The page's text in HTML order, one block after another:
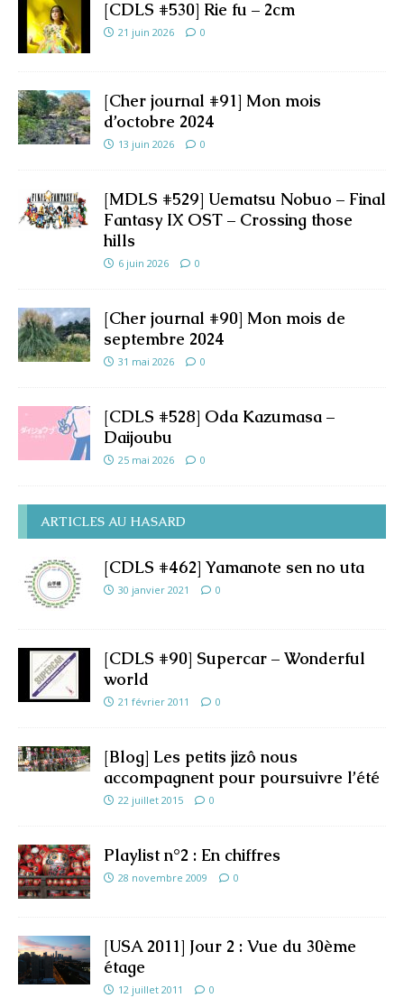
[CDLS #530] Rie fu – 2cm
21 juin 2026 0
[Cher journal #91] Mon mois
d’octobre 2024
13 juin 2026 0
[MDLS #529] Uematsu Nobuo – Final
Fantasy IX OST – Crossing those
hills
6 juin 2026 0
[Cher journal #90] Mon mois de
septembre 2024
31 mai 2026 0
[CDLS #528] Oda Kazumasa –
Daijoubu
25 mai 2026 0
ARTICLES AU HASARD
[CDLS #462] Yamanote sen no uta
30 janvier 2021 0
[CDLS #90] Supercar – Wonderful
world
21 février 2011 0
[Blog] Les petits jizô nous
accompagnent pour poursuivre l’été
22 juillet 2015 0
Playlist n°2 : En chiffres
28 novembre 2009 0
[USA 2011] Jour 2 : Vue du 30ème
étage
12 juillet 2011 0